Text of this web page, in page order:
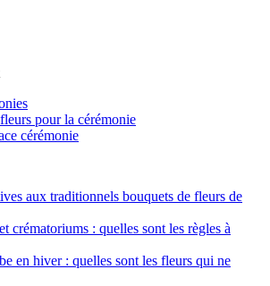
pour la cérémonie
cérémonie
aux traditionnels bouquets de fleurs de
crématoriums : quelles sont les règles à
en hiver : quelles sont les fleurs qui ne